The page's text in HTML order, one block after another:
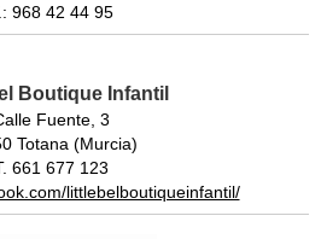
968 42 44 95
Boutique Infantil
Fuente, 3
Totana (Murcia)
661 677 123
littlebelboutiqueinfantil/